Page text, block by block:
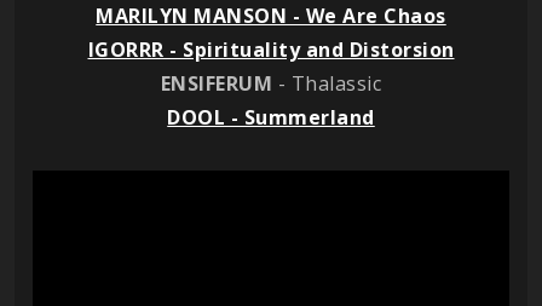
MARILYN MANSON - We Are Chaos
IGORRR - Spirituality and Distorsion
ENSIFERUM - Thalassic
DOOL - Summerland